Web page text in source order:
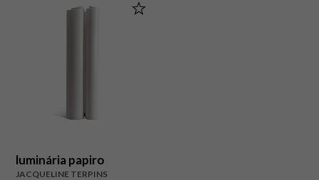
luminária papiro
JACQUELINE TERPINS